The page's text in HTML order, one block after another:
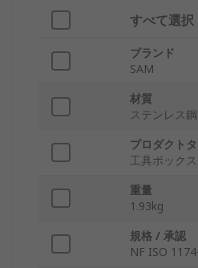
すべて選択
ブランド
SAM
材質
ステンレス鋼
プロダクト
工具ボックス
重量
1.93kg
規格 / 承認
NF ISO